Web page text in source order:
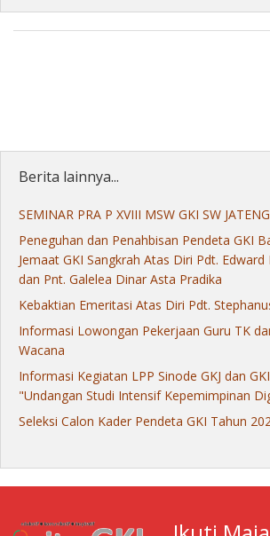
Berita lainnya...
SEMINAR PRA P XVIII MSW GKI SW JATENG
Peneguhan dan Penahbisan Pendeta GKI
Jemaat GKI Sangkrah Atas Diri Pdt.
dan Pnt. Galelea Dinar Asta Pradika
Kebaktian Emeritasi Atas Diri Pdt.
Informasi Lowongan Pekerjaan Guru TK
Wacana
Informasi Kegiatan LPP Sinode GKJ dan
"Undangan Studi Intensif Kepemimpinan
Seleksi Calon Kader Pendeta GKI Tahun